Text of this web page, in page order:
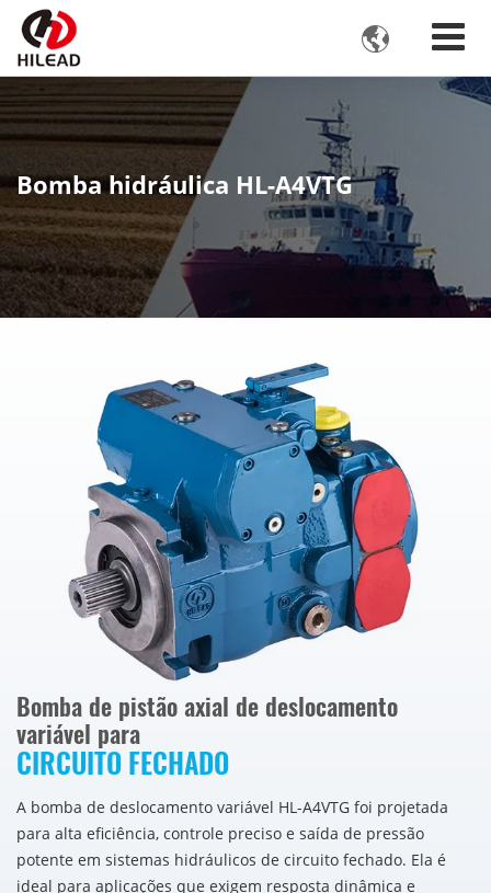

Bomba hidráulica HL-A4VTG
Bomba de pistão axial de deslocamento
variável para
CIRCUITO FECHADO
A bomba de deslocamento variável HL-A4VTG foi projetada
para alta eficiência, controle preciso e saída de pressão
potente em sistemas hidráulicos de circuito fechado. Ela é
ideal para aplicações que exigem resposta dinâmica e